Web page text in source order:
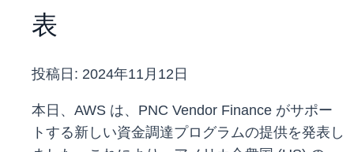
表
投稿日: 2024年11月12日
本日、AWS は、PNC Vendor Finance がサポー
トする新しい資金調達プログラムの提供を発表し